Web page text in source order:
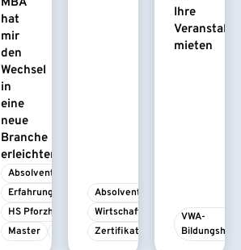
hat
mir
den
Wechsel
in
eine
neue
Branche
erleichtert
Absolvent/-in
Erfahrungsbericht
HS Pforzheim
Master
Absolvent/-in
Wirtschaftspsychologie
Zertifikatskurs
Ihre
mieten
VWA-
Bildungshaus